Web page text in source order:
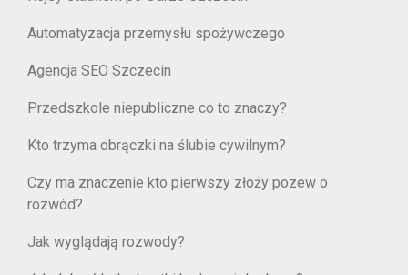
Automatyzacja przemysłu spożywczego
Agencja SEO Szczecin
Przedszkole niepubliczne co to znaczy?
Kto trzyma obrączki na ślubie cywilnym?
Czy ma znaczenie kto pierwszy złoży pozew o
rozwód?
Jak wyglądają rozwody?